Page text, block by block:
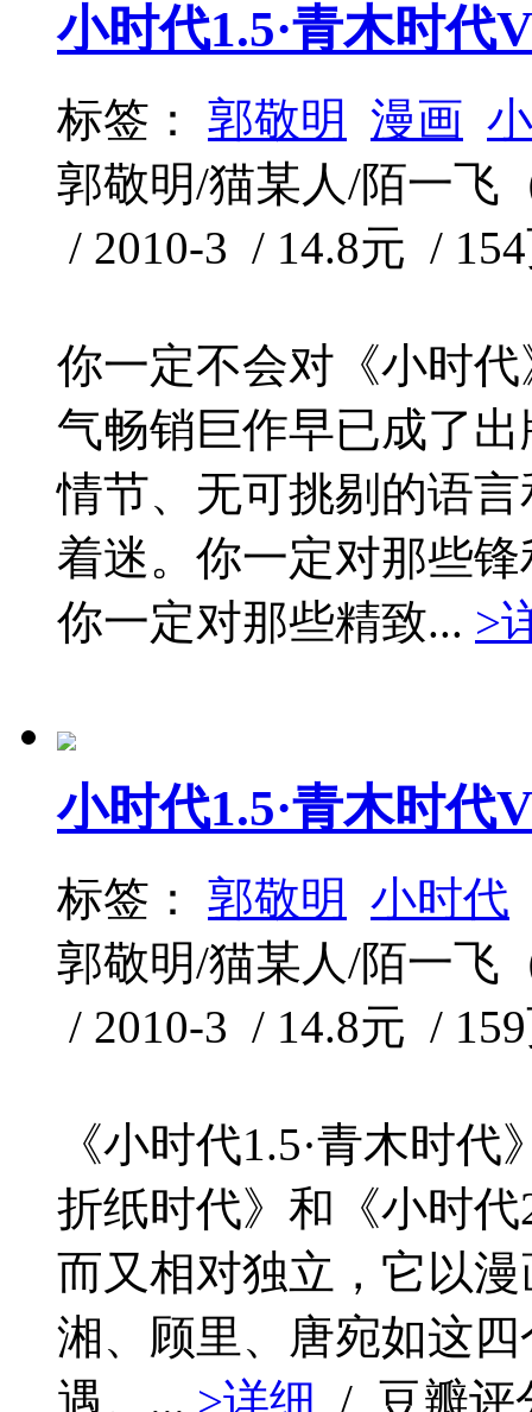
小时代1.5·青木时代
标签： 郭敬明 漫画
郭敬明/猫某人/陌一飞
/ 2010-3 / 14.8元 /
你一定不会对《小时
气畅销巨作早已成了
情节、无可挑剔的语
着迷。你一定对那些
你一定对那些精致... >
小时代1.5·青木时代
标签： 郭敬明
小时代
郭敬明/猫某人/陌一飞
/ 2010-3 / 14.8元 /
《小时代1.5·青木时
折纸时代》和《小时
而又相对独立，它以
湘、顾里、唐宛如这
遇。... >详细 / 豆瓣